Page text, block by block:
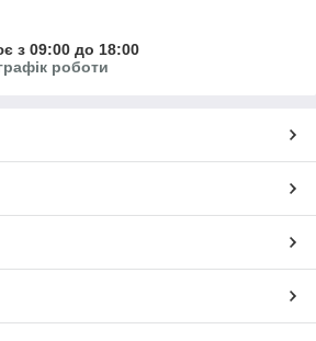
з 09:00 до 18:00
роботи